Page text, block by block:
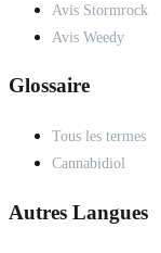
Avis Stormrock
Avis Weedy
Glossaire
Tous les termes
Cannabidiol
Autres Langues